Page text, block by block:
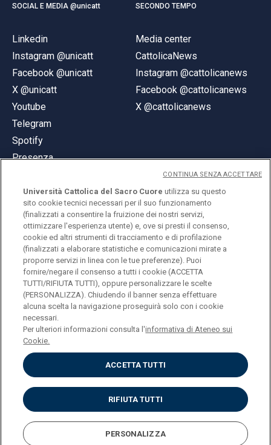
SOCIAL E MEDIA @unicatt
Linkedin
Instagram @unicatt
Facebook @unicatt
X @unicatt
Youtube
Telegram
Spotify
Presenza
SECONDO TEMPO
Media center
CattolicaNews
Instagram @cattolicanews
Facebook @cattolicanews
X @cattolicanews
© Università Cattolica del Sacro Cuore
Largo A. Gemelli 1, 20123 Milano
PI 02133120150
ENGLISH
Privacy
Accessibilità
Cookies
Impostazione Cookies
Università Cattolica del Sacro Cuore utilizza su questo
sito cookie tecnici necessari per il suo funzionamento
(finalizzati a consentire la fruizione dei nostri servizi,
ottimizzare l'esperienza utente) e, ove si presti il consenso,
cookie ed altri strumenti di tracciamento e di profilazione
(finalizzati a elaborare statistiche e comunicazioni mirate a
proporre servizi in linea con le tue preferenze). Puoi
fornire/negare il consenso a tutti i cookie (ACCETTA
TUTTI/RIFIUTA TUTTI), oppure personalizzare le scelte
(PERSONALIZZA). Chiudendo il banner senza effettuare
alcuna scelta la navigazione proseguirà solo con i cookie
necessari.
Per ulteriori informazioni consulta l'informativa di Ateneo sui
Cookie.
ACCETTA TUTTI
RIFIUTA TUTTI
PERSONALIZZA
CONTINUA SENZA ACCETTARE